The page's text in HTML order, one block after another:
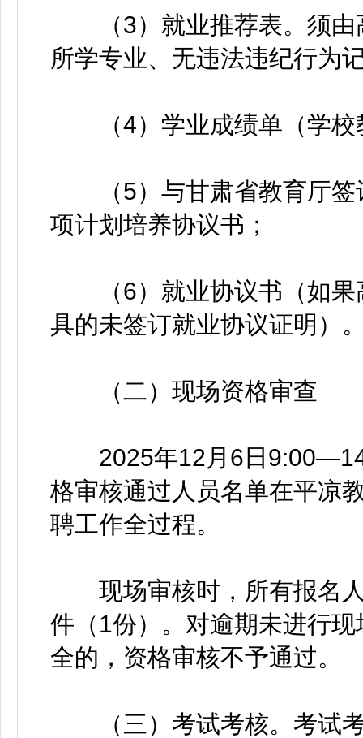
（3）就业推荐表。须由
所学专业、无违法违纪行为
（4）学业成绩单（学校
（5）与甘肃省教育厅签
项计划培养协议书；
（6）就业协议书（如果
具的未签订就业协议证明）
（二）现场资格审查
2025年12月6日
格审核通过人员名单在平凉
聘工作全过程。
现场审核时，所有报名人
件（1份）。对逾期未进行
全的，资格审核不予通过。
（三）考试考核。考试考